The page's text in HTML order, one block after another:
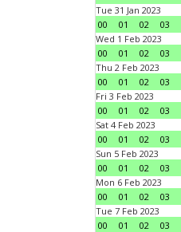
Tue 31 Jan 2023
00
01 02
03
Wed 1 Feb 2023
00
01 02
03
Thu 2 Feb 2023
00
01 02
03
Fri 3 Feb 2023
00
01 02
03
Sat 4 Feb 2023
00
01 02
03
Sun 5 Feb 2023
00
01 02
03
Mon 6 Feb 2023
00
01 02
03
Tue 7 Feb 2023
00
01 02
03